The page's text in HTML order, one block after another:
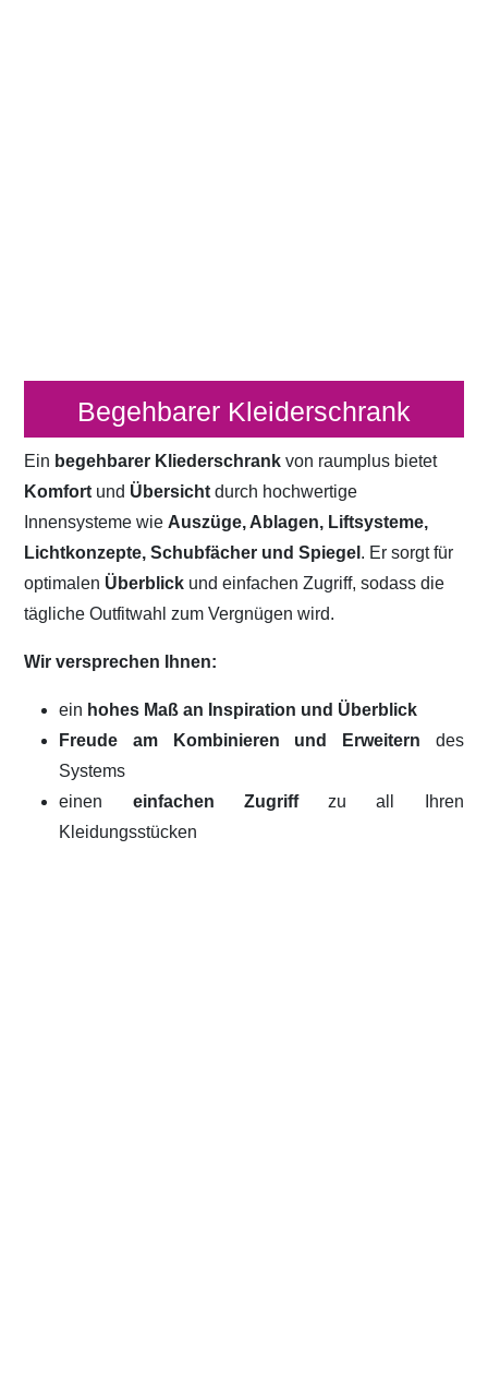
Begehbarer Kleiderschrank
Ein begehbarer Kliederschrankvon raumplus bietet
Komfort und Übersicht durch hochwertige
Innensysteme wie Auszüge, Ablagen, Liftsysteme,
Lichtkonzepte, Schubfächer und Spiegel . Er sorgt für
optimalen Überblick und einfachen Zugriff, sodass die
tägliche Outfitwahl zum Vergnügen wird.
Wir versprechen Ihnen:
ein hohes Maß an Inspiration und Überblick
Freude am Kombinieren und Erweitern des
Systems
einen einfachen Zugriffzu all Ihren
Kleidungsstücken